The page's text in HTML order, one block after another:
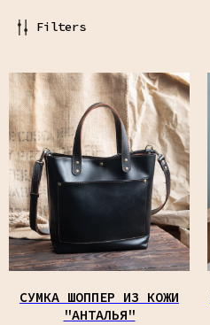
Filters
СУМКА ШОППЕР ИЗ КОЖИ
"АНТАЛЬЯ"